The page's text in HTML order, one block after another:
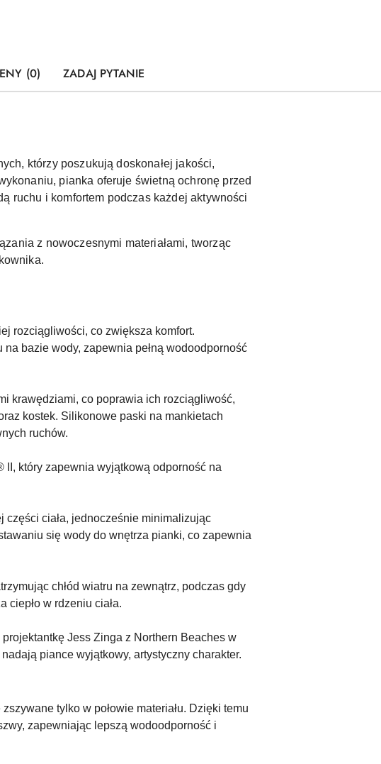
(0) ZADAJ PYTANIE
którzy poszukują doskonałej jakości,
pianka oferuje świetną ochronę przed
ruchu i komfortem podczas każdej aktywności
z nowoczesnymi materiałami, tworząc
rozciągliwości, co zwiększa komfort.
bazie wody, zapewnia pełną wodoodporność
krawędziami, co poprawia ich rozciągliwość,
kostek. Silikonowe paski na mankietach
ruchów.
II, który zapewnia wyjątkową odporność na
ciała, jednocześnie minimalizując
się wody do wnętrza pianki, co zapewnia
chłód wiatru na zewnątrz, podczas gdy
ciepło w rdzeniu ciała.
Jess Zinga z Northern Beaches w
piance wyjątkowy, artystyczny charakter.
tylko w połowie materiału. Dzięki temu
zapewniając lepszą wodoodporność i